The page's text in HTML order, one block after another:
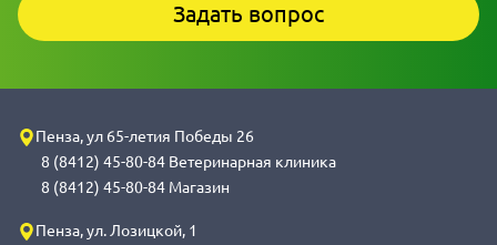
Задать вопрос
Пенза, ул 65-летия Победы 26
8 (8412) 45-80-84 Ветеринарная клиника
8 (8412) 45-80-84 Магазин
Пенза, ул. Лозицкой, 1